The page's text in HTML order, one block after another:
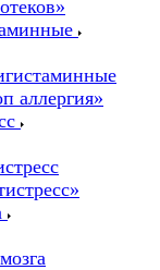
аллергия»